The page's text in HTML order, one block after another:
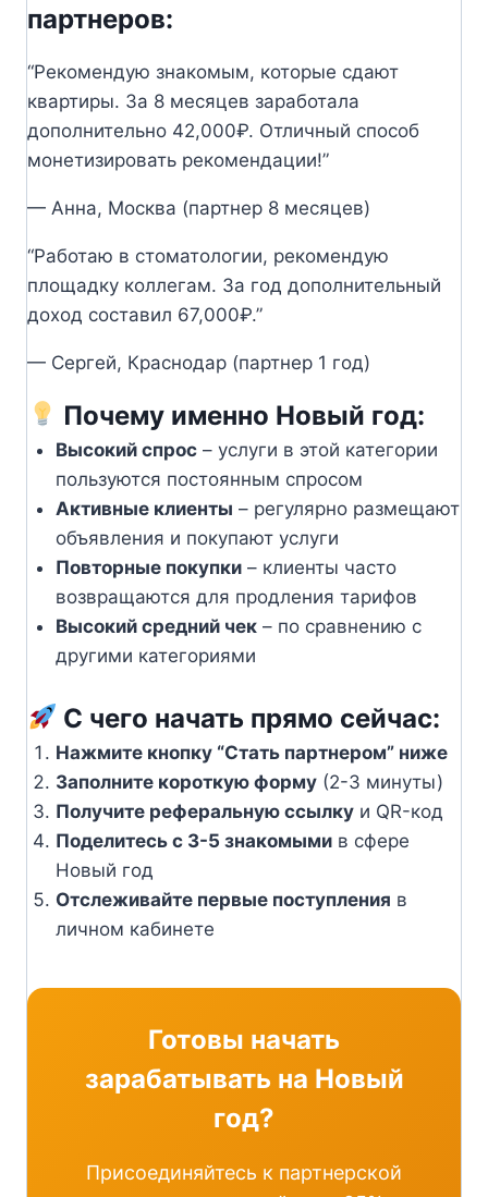
партнеров:
“Рекомендую знакомым, которые сдают
квартиры. За 8 месяцев заработала
дополнительно 42,000₽. Отличный способ
монетизировать рекомендации!”
— Анна, Москва (партнер 8 месяцев)
“Работаю в стоматологии, рекомендую
площадку коллегам. За год дополнительный
доход составил 67,000₽.”
— Сергей, Краснодар (партнер 1 год)
Почему именно Новый год:
Высокий спрос– услуги в этой категории
пользуются постоянным спросом
Активные клиенты – регулярно размещают
объявления и покупают услуги
Повторные покупки– клиенты часто
возвращаются для продления тарифов
Высокий средний чек– по сравнению с
другими категориями
С чего начать прямо сейчас:
Нажмите кнопку “Стать партнером” ниже
Заполните короткую форму(2-3 минуты)
Получите реферальную ссылкуи QR-код
Поделитесь с 3-5 знакомымив сфере
Новый год
Отслеживайте первые поступления в
личном кабинете
Готовы начать
зарабатывать на Новый
год?
Присоединяйтесь к партнерской